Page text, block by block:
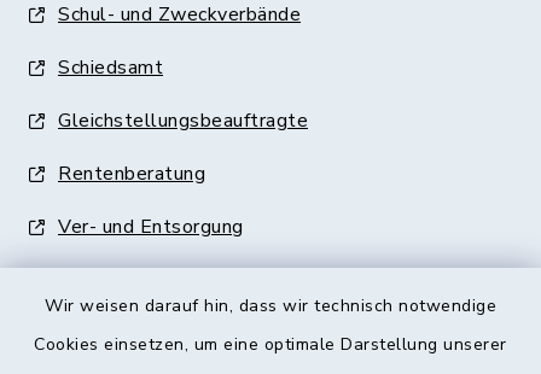
Wir weisen darauf hin, dass wir technisch notwendige
Cookies einsetzen, um eine optimale Darstellung unserer
Schul- und Zweckverbände
Schiedsamt
Gleichstellungsbeauftragte
Rentenberatung
Ver- und Entsorgung